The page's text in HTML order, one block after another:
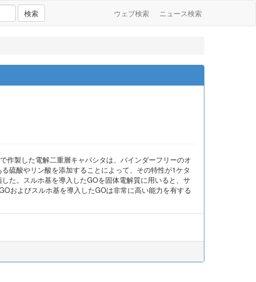
検索 ウェブ検索 ニュース検索
作製した電解二重層キャパシタは、バインダーフリーのオ
硫酸やリン酸を添加することによって、その特性が1ケタ
た。スルホ基を導入したGOを固体電解質に用いると、サ
およびスルホ基を導入したGOは非常に高い能力を有する